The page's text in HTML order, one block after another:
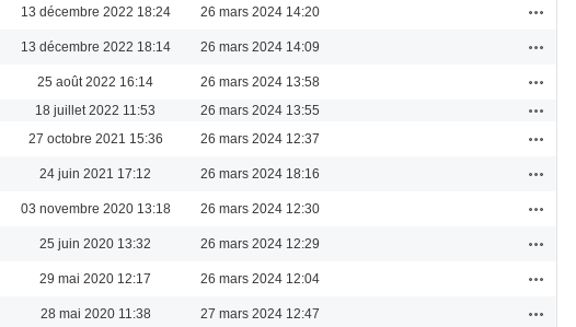
13 décembre 2022 18:24 26 mars 2024 14:20
13 décembre 2022 18:14 26 mars 2024 14:09
25 août 2022 16:14 26 mars 2024 13:58
18 juillet 2022 11:53 26 mars 2024 13:55
27 octobre 2021 15:36 26 mars 2024 12:37
24 juin 2021 17:12 26 mars 2024 18:16
03 novembre 2020 13:18 26 mars 2024 12:30
25 juin 2020 13:32 26 mars 2024 12:29
29 mai 2020 12:17 26 mars 2024 12:04
28 mai 2020 11:38 27 mars 2024 12:47